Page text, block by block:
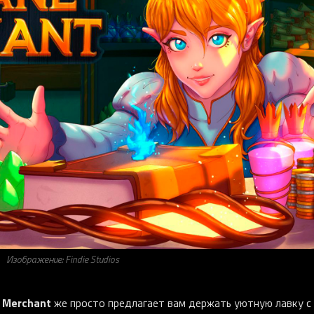
Изображение: Findie Studios
же просто предлагает вам держать уютную лавку с